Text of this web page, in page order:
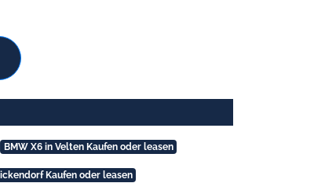
BMW X6 in Velten Kaufen oder leasen
Kaufen oder leasen